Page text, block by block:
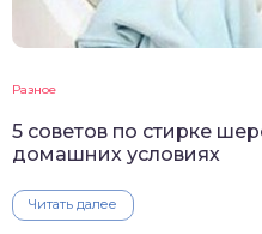
Разное
5 советов по стирке
домашних условиях
Читать далее